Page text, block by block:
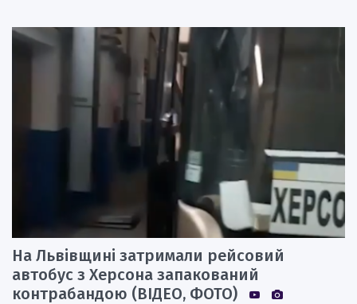
На Львівщині затримали рейсовий
автобус з Херсона запакований
контрабандою (ВІДЕО, ФОТО)